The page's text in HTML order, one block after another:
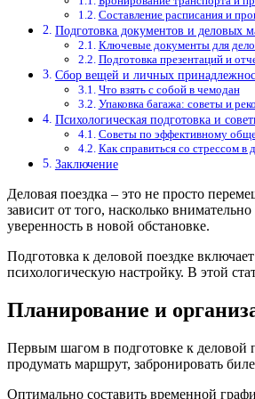
Составление расписания и
Подготовка документов и деловых
Ключевые документы для
Подготовка презентаций и
Сбор вещей и личных
Что взять с собой в чемодан
Упаковка багажа: советы и
Психологическая подготовка и
Советы по эффективному
Как справиться со стрессом в
Заключение
Деловая поездка – это не просто
зависит от того, насколько
уверенность в новой обстановке.
Подготовка к деловой поездке
психологическую настройку. В этой
Планирование и
Первым шагом в подготовке к деловой
продумать маршрут, забронировать
Оптимально составить временной